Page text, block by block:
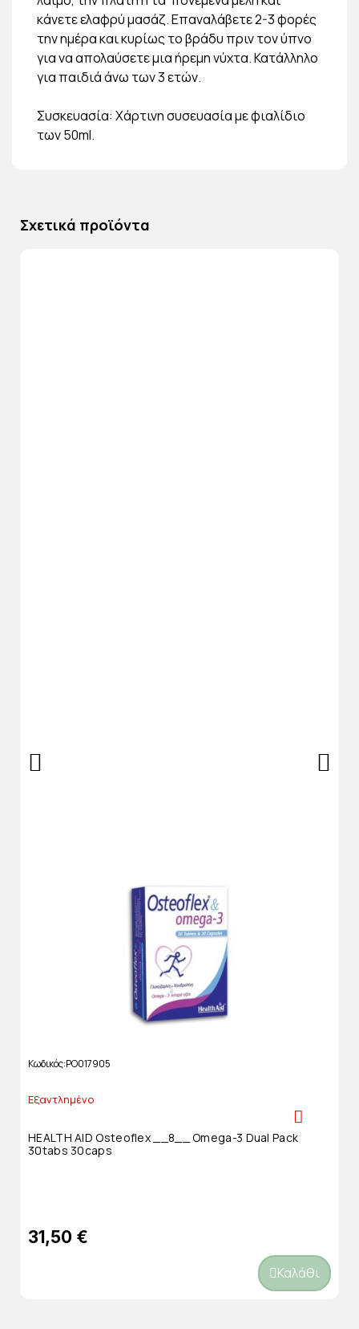
κάνετε ελαφρύ μασάζ. Επαναλάβετε 2-3 φορές
την ημέρα και κυρίως το βράδυ πριν τον ύπνο
για να απολαύσετε μια ήρεμη νύχτα. Κατάλληλο
για παιδιά άνω των 3 ετών.
Συσκευασία: Χάρτινη συσευασία με φιαλίδιο
των 50ml.
Σχετικά προϊόντα
Κωδικός PO017905
Εξαντλημένο
HEALTH AID Osteoflex __8__ Omega-3 Dual Pack
30tabs 30caps
31,50 €
Καλάθι